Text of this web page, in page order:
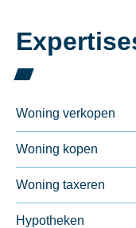
Woning verkopen
Woning kopen
Woning taxeren
Hypotheken